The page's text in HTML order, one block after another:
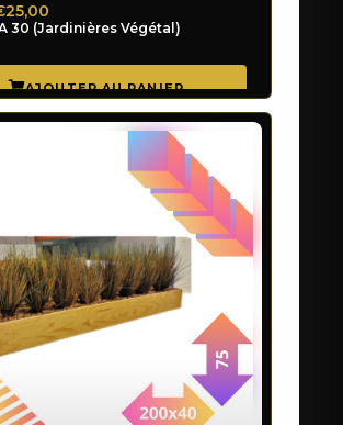
30 (Jardinières Végétal)